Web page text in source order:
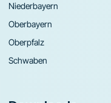
Niederbayern
Oberbayern
Oberpfalz
Schwaben